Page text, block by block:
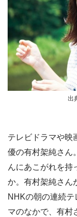
出
テレビドラマや映
優の有村架純さん
んにあこがれを持
か。有村架純さん
NHKの朝の連続
マのなかで、有村